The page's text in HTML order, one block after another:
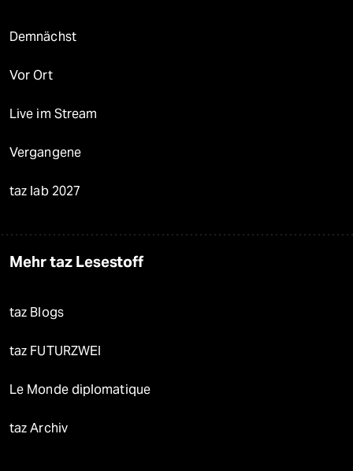
Demnächst
Vor Ort
Live im Stream
Vergangene
taz lab 2027
Mehr taz Lesestoff
taz Blogs
taz FUTURZWEI
Le Monde diplomatique
taz Archiv